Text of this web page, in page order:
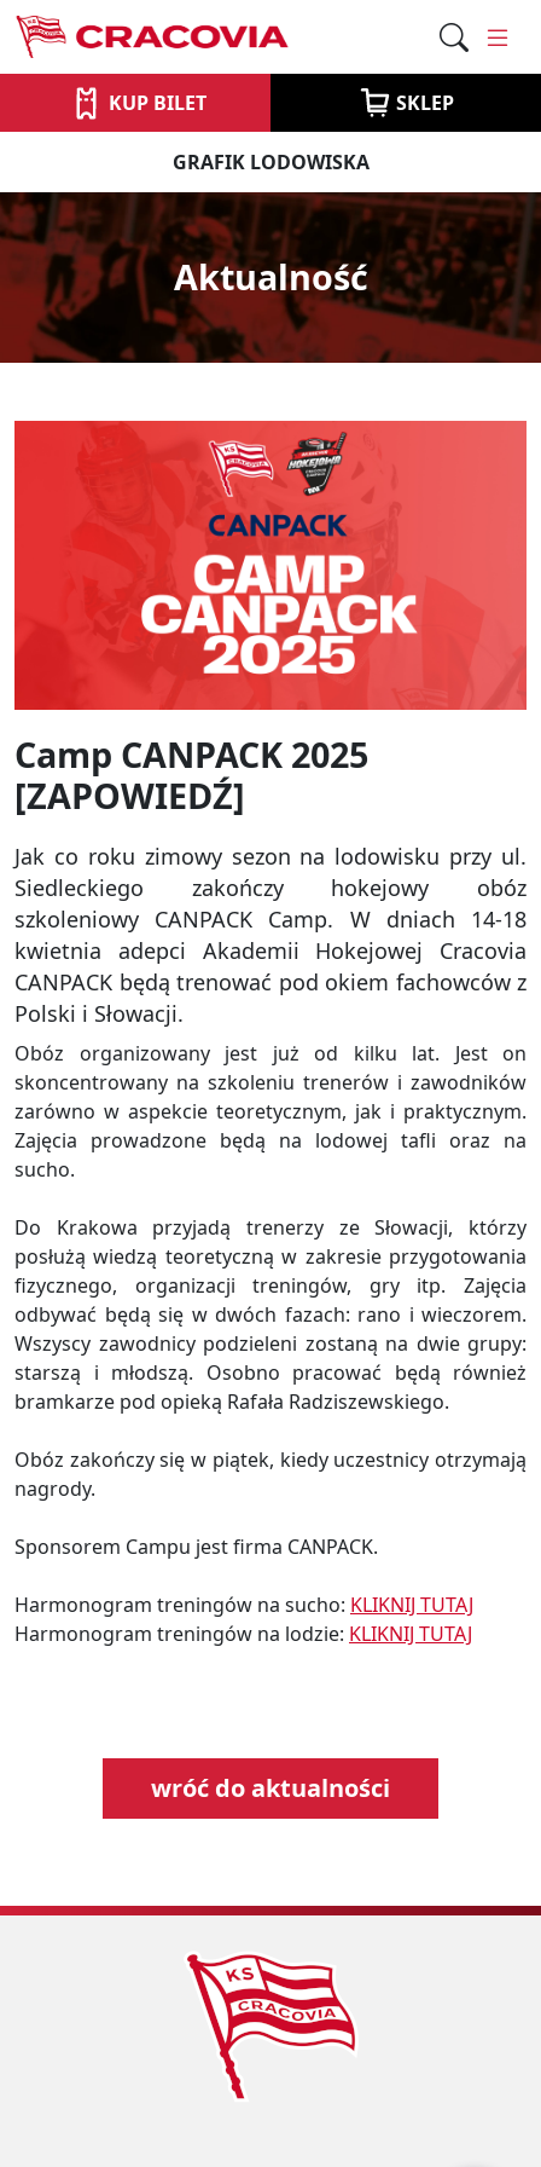
KUP BILET SKLEP
GRAFIK LODOWISKA
Aktualność
Camp CANPACK 2025
[ZAPOWIEDŹ]
Jak co roku zimowy sezon na lodowisku przy ul.
Siedleckiego zakończy hokejowy obóz
szkoleniowy CANPACK Camp. W dniach 14-18
kwietnia adepci Akademii Hokejowej Cracovia
CANPACK będą trenować pod okiem fachowców z
Polski i Słowacji.
Obóz organizowany jest już od kilku lat. Jest on
skoncentrowany na szkoleniu trenerów i zawodników
zarówno w aspekcie teoretycznym, jak i praktycznym.
Zajęcia prowadzone będą na lodowej tafli oraz na
sucho.
Do Krakowa przyjadą trenerzy ze Słowacji, którzy
posłużą wiedzą teoretyczną w zakresie przygotowania
fizycznego, organizacji treningów, gry itp. Zajęcia
odbywać będą się w dwóch fazach: rano i wieczorem.
Wszyscy zawodnicy podzieleni zostaną na dwie grupy:
starszą i młodszą. Osobno pracować będą również
bramkarze pod opieką Rafała Radziszewskiego.
Obóz zakończy się w piątek, kiedy uczestnicy otrzymają
nagrody.
Sponsorem Campu jest firma CANPACK.
Harmonogram treningów na sucho: KLIKNIJ TUTAJ
Harmonogram treningów na lodzie: KLIKNIJ TUTAJ
wróć do aktualności